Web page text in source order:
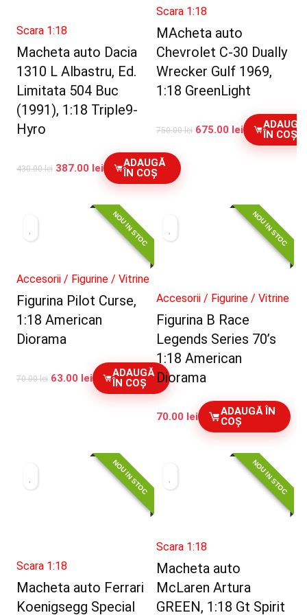
Scara 1:18
Macheta auto Dacia
1310 L Albastru, Ed.
Limitata 504 Buc
(1991), 1:18 Triple9-
Hyro
430.00lei 387.00 lei
ADAUGĂ
ÎN COȘ
Scara 1:18
MAcheta auto
Chevrolet C-30 Dually
Wrecker Gulf 1969,
1:18 GreenLight
750.00lei 675.00 lei
ADAUGĂ
ÎN COȘ
NOU IN STOC
Accesorii / Figurine / Vitrine
Figurina Pilot Curse,
1:18 American
Diorama
70.00lei 63.00 lei
ADAUGĂ
ÎN COȘ
NOU IN STOC
Accesorii / Figurine / Vitrine
Figurina B Race
Legends Series 70’s
1:18 American
Diorama
70.00 lei
ADAUGĂ ÎN
COȘ
NOU IN STOC
Scara 1:18
Macheta auto Ferrari
Koenigsegg Special
NOU IN STOC
Scara 1:18
Macheta auto
McLaren Artura
GREEN, 1:18 Gt Spirit